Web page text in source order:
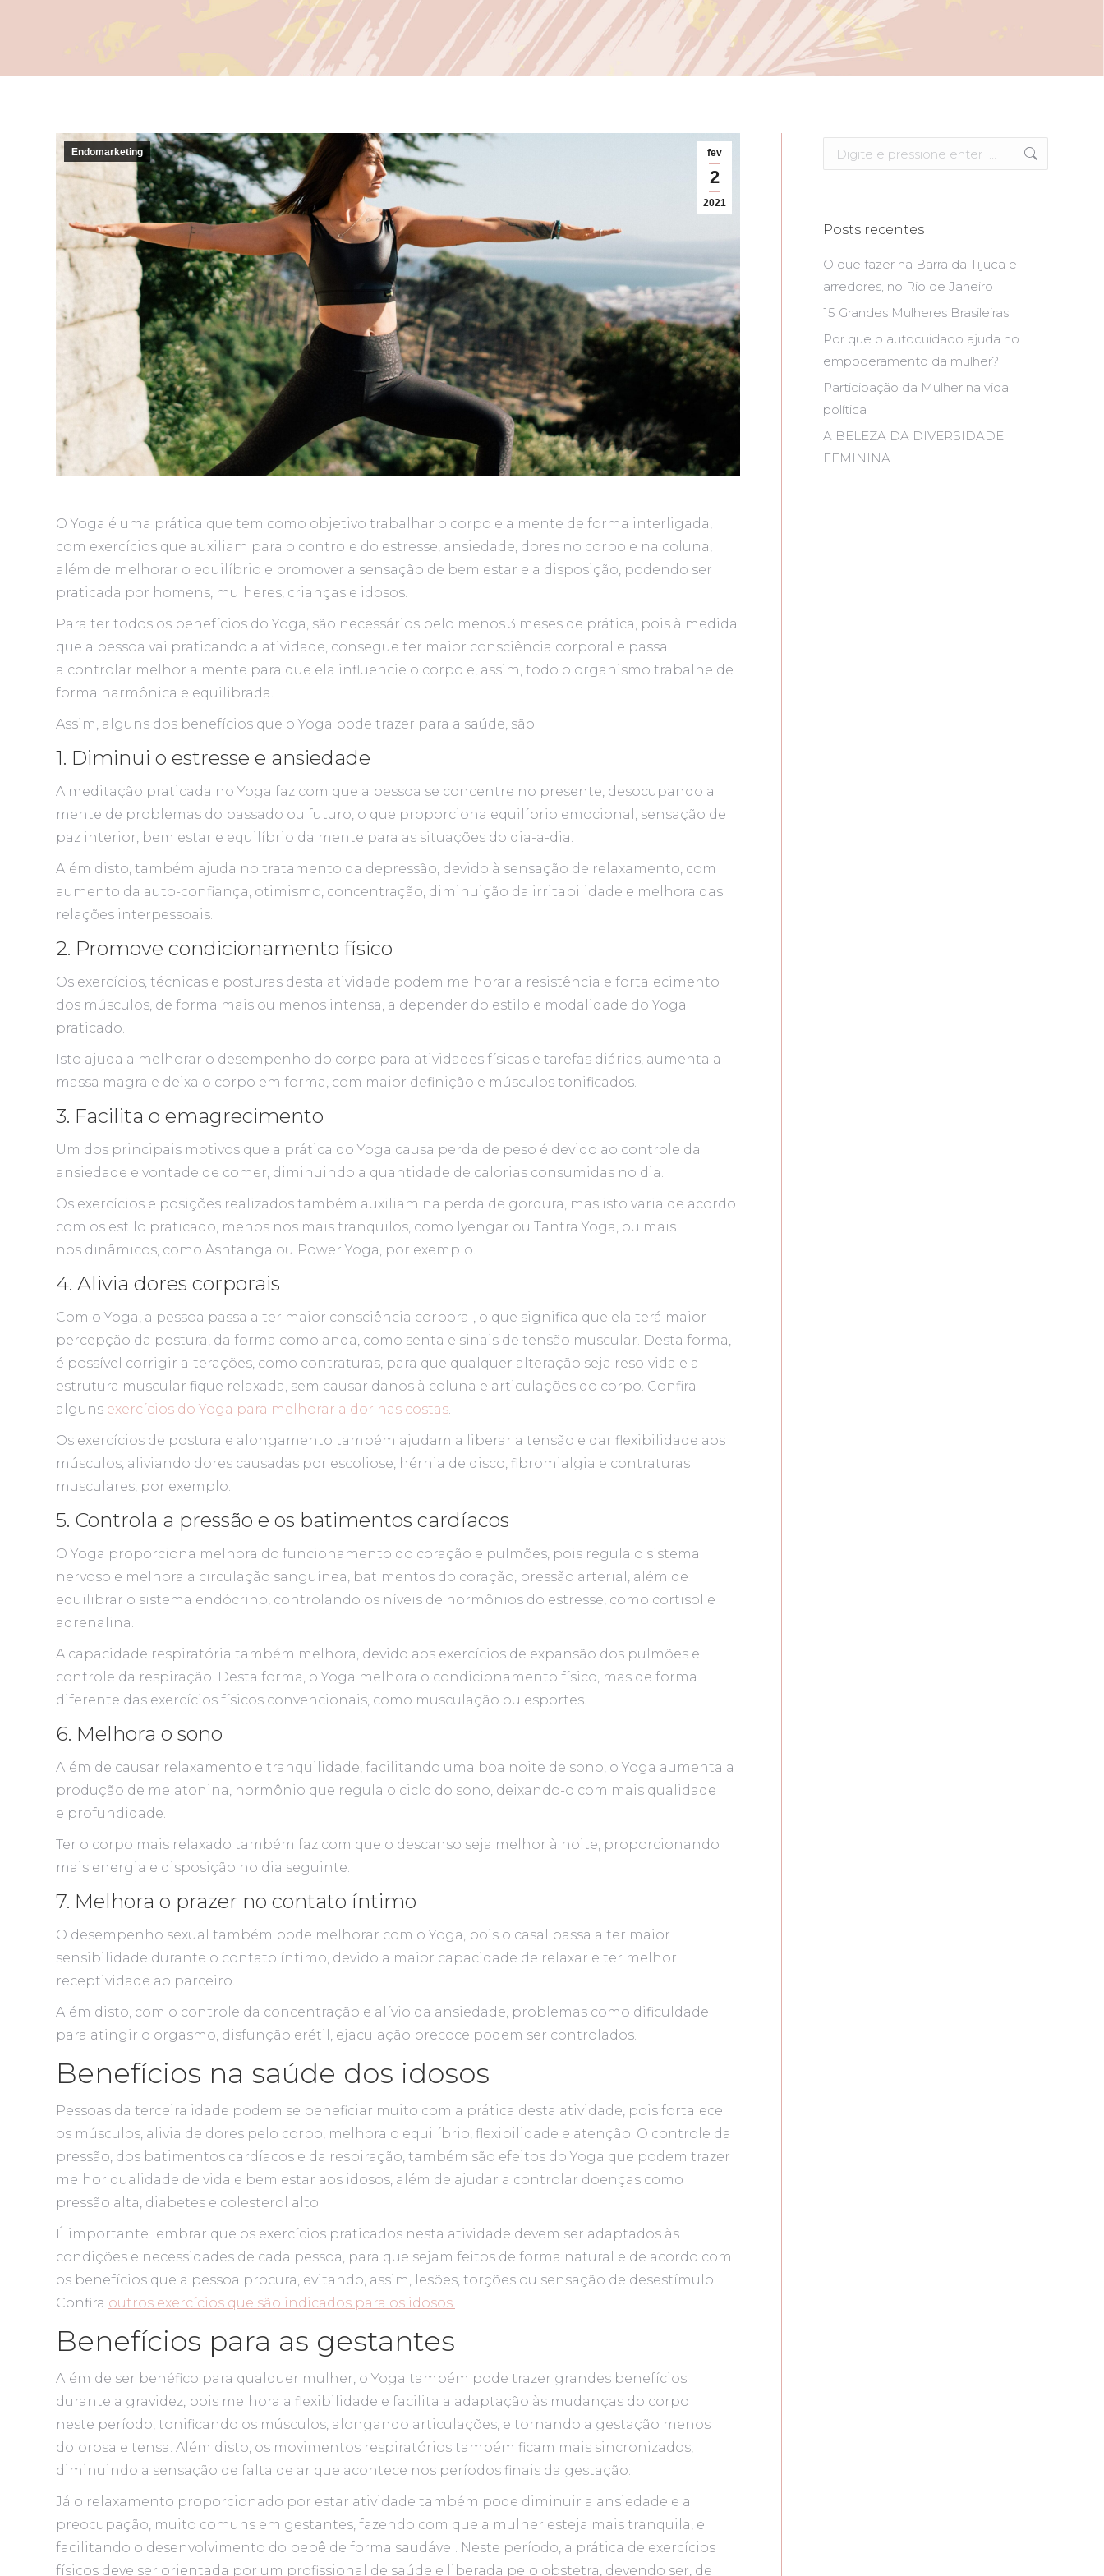
fev
2
2021
Endomarketing
O Yoga é uma prática que tem como objetivo trabalhar o corpo e a mente de forma interligada,
com exercícios que auxiliam para o controle do estresse, ansiedade, dores no corpo e na coluna,
além de melhorar o equilíbrio e promover a sensação de bem estar e a disposição, podendo ser
praticada por homens, mulheres, crianças e idosos.
Para ter todos os benefícios do Yoga, são necessários pelo menos 3 meses de prática, pois à medida
que a pessoa vai praticando a atividade, consegue ter maior consciência corporal e passa
a controlar melhor a mente para que ela influencie o corpo e, assim, todo o organismo trabalhe de
forma harmônica e equilibrada.
Assim, alguns dos benefícios que o Yoga pode trazer para a saúde, são:
1. Diminui o estresse e ansiedade
A meditação praticada no Yoga faz com que a pessoa se concentre no presente, desocupando a
mente de problemas do passado ou futuro, o que proporciona equilíbrio emocional, sensação de
paz interior, bem estar e equilíbrio da mente para as situações do dia-a-dia.
Além disto, também ajuda no tratamento da depressão, devido à sensação de relaxamento, com
aumento da auto-confiança, otimismo, concentração, diminuição da irritabilidade e melhora das
relações interpessoais.
2. Promove condicionamento físico
Os exercícios, técnicas e posturas desta atividade podem melhorar a resistência e fortalecimento
dos músculos, de forma mais ou menos intensa, a depender do estilo e modalidade do Yoga
praticado.
Isto ajuda a melhorar o desempenho do corpo para atividades físicas e tarefas diárias, aumenta a
massa magra e deixa o corpo em forma, com maior definição e músculos tonificados.
3. Facilita o emagrecimento
Um dos principais motivos que a prática do Yoga causa perda de peso é devido ao controle da
ansiedade e vontade de comer, diminuindo a quantidade de calorias consumidas no dia.
Os exercícios e posições realizados também auxiliam na perda de gordura, mas isto varia de acordo
com os estilo praticado, menos nos mais tranquilos, como Iyengar ou Tantra Yoga, ou mais
nos dinâmicos, como Ashtanga ou Power Yoga, por exemplo.
4. Alivia dores corporais
Com o Yoga, a pessoa passa a ter maior consciência corporal, o que significa que ela terá maior
percepção da postura, da forma como anda, como senta e sinais de tensão muscular. Desta forma,
é possível corrigir alterações, como contraturas, para que qualquer alteração seja resolvida e a
estrutura muscular fique relaxada, sem causar danos à coluna e articulações do corpo. Confira
alguns exercícios do Yoga para melhorar a dor nas costas
Os exercícios de postura e alongamento também ajudam a liberar a tensão e dar flexibilidade aos
músculos, aliviando dores causadas por escoliose, hérnia de disco, fibromialgia e contraturas
musculares, por exemplo.
5. Controla a pressão e os batimentos cardíacos
O Yoga proporciona melhora do funcionamento do coração e pulmões, pois regula o sistema
nervoso e melhora a circulação sanguínea, batimentos do coração, pressão arterial, além de
equilibrar o sistema endócrino, controlando os níveis de hormônios do estresse, como cortisol e
adrenalina.
A capacidade respiratória também melhora, devido aos exercícios de expansão dos pulmões e
controle da respiração. Desta forma, o Yoga melhora o condicionamento físico, mas de forma
diferente das exercícios físicos convencionais, como musculação ou esportes.
6. Melhora o sono
Além de causar relaxamento e tranquilidade, facilitando uma boa noite de sono, o Yoga aumenta a
produção de melatonina, hormônio que regula o ciclo do sono, deixando-o com mais qualidade
e profundidade.
Ter o corpo mais relaxado também faz com que o descanso seja melhor à noite, proporcionando
mais energia e disposição no dia seguinte.
7. Melhora o prazer no contato íntimo
O desempenho sexual também pode melhorar com o Yoga, pois o casal passa a ter maior
sensibilidade durante o contato íntimo, devido a maior capacidade de relaxar e ter melhor
receptividade ao parceiro.
Além disto, com o controle da concentração e alívio da ansiedade, problemas como dificuldade
para atingir o orgasmo, disfunção erétil, ejaculação precoce podem ser controlados.
Benefícios na saúde dos idosos
Pessoas da terceira idade podem se beneficiar muito com a prática desta atividade, pois fortalece
os músculos, alivia de dores pelo corpo, melhora o equilíbrio, flexibilidade e atenção. O controle da
pressão, dos batimentos cardíacos e da respiração, também são efeitos do Yoga que podem trazer
melhor qualidade de vida e bem estar aos idosos, além de ajudar a controlar doenças como
pressão alta, diabetes e colesterol alto.
É importante lembrar que os exercícios praticados nesta atividade devem ser adaptados às
condições e necessidades de cada pessoa, para que sejam feitos de forma natural e de acordo com
os benefícios que a pessoa procura, evitando, assim, lesões, torções ou sensação de desestímulo.
Confira outros exercícios que são indicados para os idosos.
Benefícios para as gestantes
Além de ser benéfico para qualquer mulher, o Yoga também pode trazer grandes benefícios
durante a gravidez, pois melhora a flexibilidade e facilita a adaptação às mudanças do corpo
neste período, tonificando os músculos, alongando articulações, e tornando a gestação menos
dolorosa e tensa. Além disto, os movimentos respiratórios também ficam mais sincronizados,
diminuindo a sensação de falta de ar que acontece nos períodos finais da gestação.
Já o relaxamento proporcionado por estar atividade também pode diminuir a ansiedade e a
preocupação, muito comuns em gestantes, fazendo com que a mulher esteja mais tranquila, e
facilitando o desenvolvimento do bebê de forma saudável. Neste período, a prática de exercícios
físicos deve ser orientada por um profissional de saúde e liberada pelo obstetra, devendo ser, de
Search:
Posts recentes
O que fazer na Barra da Tijuca e
arredores, no Rio de Janeiro
15 Grandes Mulheres Brasileiras
Por que o autocuidado ajuda no
empoderamento da mulher?
Participação da Mulher na vida
política
A BELEZA DA DIVERSIDADE
FEMININA